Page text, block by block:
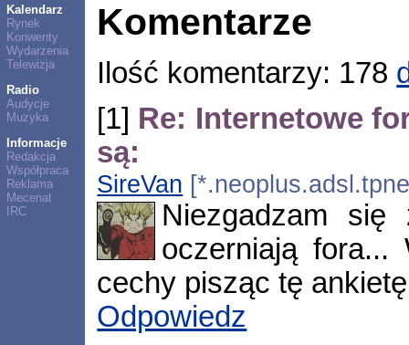
Kalendarz
Rynek
Konwenty
Wydarzenia
Telewizja
Radio
Audycje
Muzyka
Informacje
Redakcja
Współpraca
Reklama
Mecenat
IRC
Komentarze
Ilość komentarzy: 178
[1] Re: Internetowe
są:
SireVan
Niezgadzam
oczerniają fora...
cechy pisząc tę ankietę
Odpowiedz